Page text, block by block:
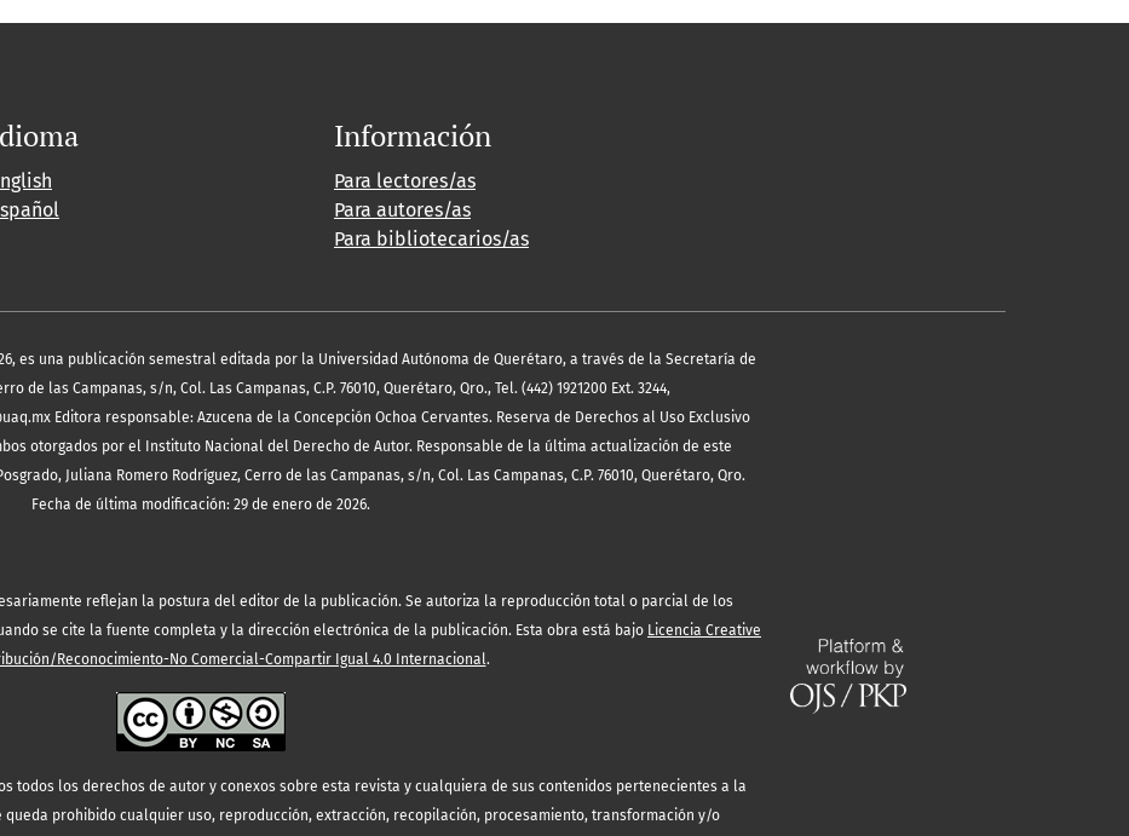
Información
Para lectores/as
Para autores/as
Para bibliotecarios/as
es una publicación semestral editada por la Universidad Autónoma de Querétaro, a través de la Secretaría de
de las Campanas, s/n, Col. Las Campanas, C.P. 76010, Querétaro, Qro., Tel. (442) 1921200 Ext. 3244,
Editora responsable: Azucena de la Concepción Ochoa Cervantes. Reserva de Derechos al Uso Exclusivo
ambos otorgados por el Instituto Nacional del Derecho de Autor. Responsable de la última actualización de este
Juliana Romero Rodríguez, Cerro de las Campanas, s/n, Col. Las Campanas, C.P. 76010, Querétaro, Qro.
Fecha de última modificación: 29 de enero de 2026.
reflejan la postura del editor de la publicación. Se autoriza la reproducción total o parcial de los
se cite la fuente completa y la dirección electrónica de la publicación. Esta obra está bajo Licencia Creative
Reconocimiento-No Comercial-Compartir Igual 4.0 Internacional.
todos los derechos de autor y conexos sobre esta revista y cualquiera de sus contenidos pertenecientes a la
queda prohibido cualquier uso, reproducción, extracción, recopilación, procesamiento, transformación y/o